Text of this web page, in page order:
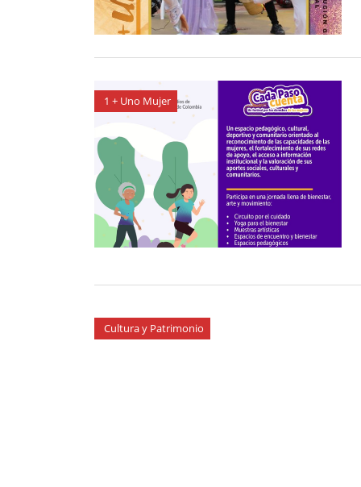
1 + Uno Mujer
Cultura y Patrimonio